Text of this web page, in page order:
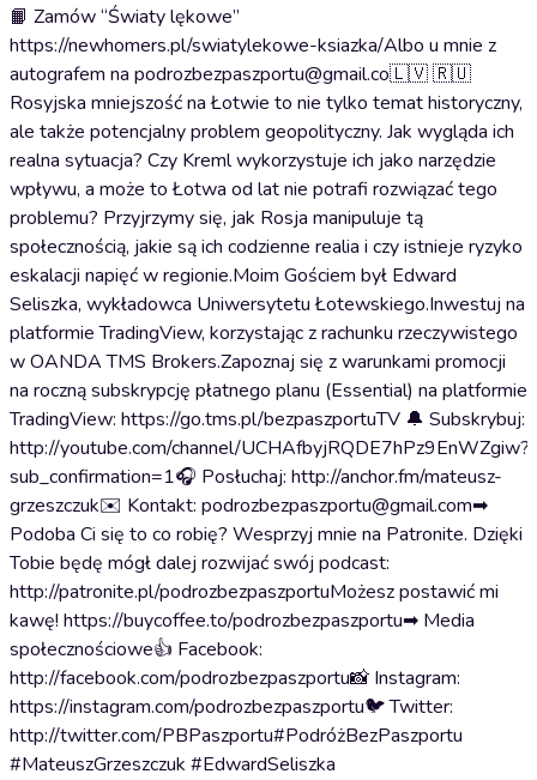
📙 Zamów “Światy lękowe”
https://newhomers.pl/swiatylekowe-ksiazka/Albo u mnie z
autografem na podrozbezpaszportu@gmail.co🇱🇻 🇷🇺
Rosyjska mniejszość na Łotwie to nie tylko temat historyczny,
ale także potencjalny problem geopolityczny. Jak wygląda ich
realna sytuacja? Czy Kreml wykorzystuje ich jako narzędzie
wpływu, a może to Łotwa od lat nie potrafi rozwiązać tego
problemu? Przyjrzymy się, jak Rosja manipuluje tą
społecznością, jakie są ich codzienne realia i czy istnieje ryzyko
eskalacji napięć w regionie.Moim Gościem był Edward
Seliszka, wykładowca Uniwersytetu Łotewskiego.Inwestuj na
platformie TradingView, korzystając z rachunku rzeczywistego
w OANDA TMS Brokers.Zapoznaj się z warunkami promocji
na roczną subskrypcję płatnego planu (Essential) na platformie
TradingView: https://go.tms.pl/bezpaszportuTV 🔔 Subskrybuj:
http://youtube.com/channel/UCHAfbyjRQDE7hPz9EnWZgiw?
sub_confirmation=1🎧 Posłuchaj: http://anchor.fm/mateusz-
grzeszczuk✉️ Kontakt: podrozbezpaszportu@gmail.com➡
Podoba Ci się to co robię? Wesprzyj mnie na Patronite. Dzięki
Tobie będę mógł dalej rozwijać swój podcast:
http://patronite.pl/podrozbezpaszportuMożesz postawić mi
kawę! https://buycoffee.to/podrozbezpaszportu➡ Media
społecznościowe👍 Facebook:
http://facebook.com/podrozbezpaszportu📸 Instagram:
https://instagram.com/podrozbezpaszportu🐦 Twitter:
http://twitter.com/PBPaszportu#PodróżBezPaszportu
#MateuszGrzeszczuk #EdwardSeliszka